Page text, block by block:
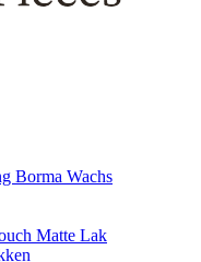
Borma Wachs
Matte Lak